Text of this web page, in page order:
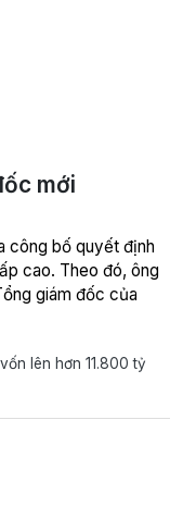
mới
công bố quyết định
cao. Theo đó, ông
giám đốc của
lên hơn 11.800 tỷ